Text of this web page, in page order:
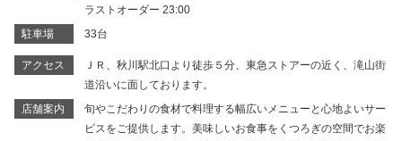
ラストオーダー 23:00
駐車場
33台
アクセス
ＪＲ、秋川駅北口より徒歩５分、東急ストアーの近く、滝山街
道沿いに面しております。
店舗案内
旬やこだわりの食材で料理する幅広いメニューと心地よいサー
ビスをご提供します。美味しいお食事をくつろぎの空間でお楽